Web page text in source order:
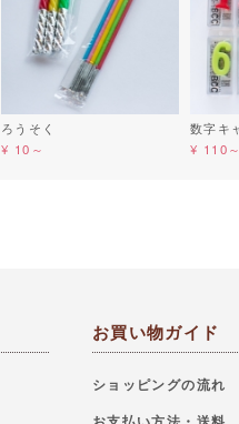
ろうそく
¥ 10～
数字キ
¥ 110～
お買い物ガイド
ショッピングの流れ